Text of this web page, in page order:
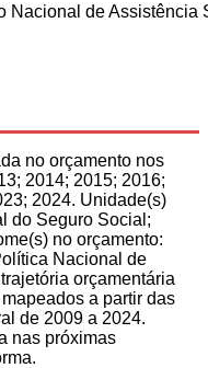
Nacional de Assistência
no orçamento nos
2014; 2015; 2016;
2024. Unidade(s)
do Seguro Social;
no orçamento:
Nacional de
orçamentária
a partir das
de 2009 a 2024.
nas próximas